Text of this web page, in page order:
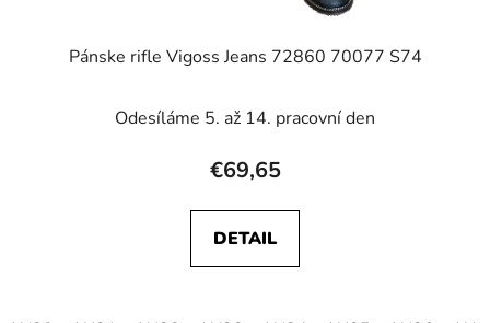
Pánske rifle Vigoss Jeans 72860 70077 S74
Odesíláme 5. až 14. pracovní den
€69,65
DETAIL